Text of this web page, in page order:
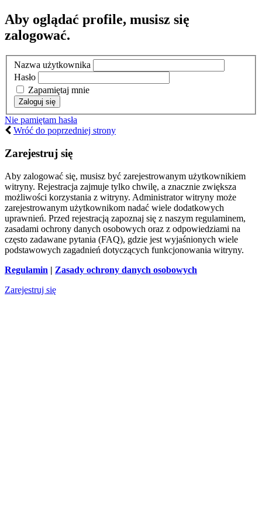
Aby oglądać profile, musisz się
zalogować.
Nazwa użytkownika
Hasło
Zapamiętaj mnie
Nie pamiętam hasła
Wróć do poprzedniej strony
Zarejestruj się
Aby zalogować się, musisz być zarejestrowanym użytkownikiem
witryny. Rejestracja zajmuje tylko chwilę, a znacznie zwiększa
możliwości korzystania z witryny. Administrator witryny może
zarejestrowanym użytkownikom nadać wiele dodatkowych
uprawnień. Przed rejestracją zapoznaj się z naszym regulaminem,
zasadami ochrony danych osobowych oraz z odpowiedziami na
często zadawane pytania (FAQ), gdzie jest wyjaśnionych wiele
podstawowych zagadnień dotyczących funkcjonowania witryny.
Regulamin | Zasady ochrony danych osobowych
Zarejestruj się